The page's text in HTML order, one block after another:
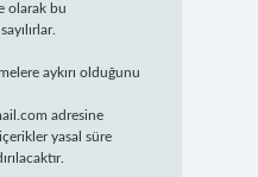
olarak bu
aykırı olduğunu
adresine
yasal süre